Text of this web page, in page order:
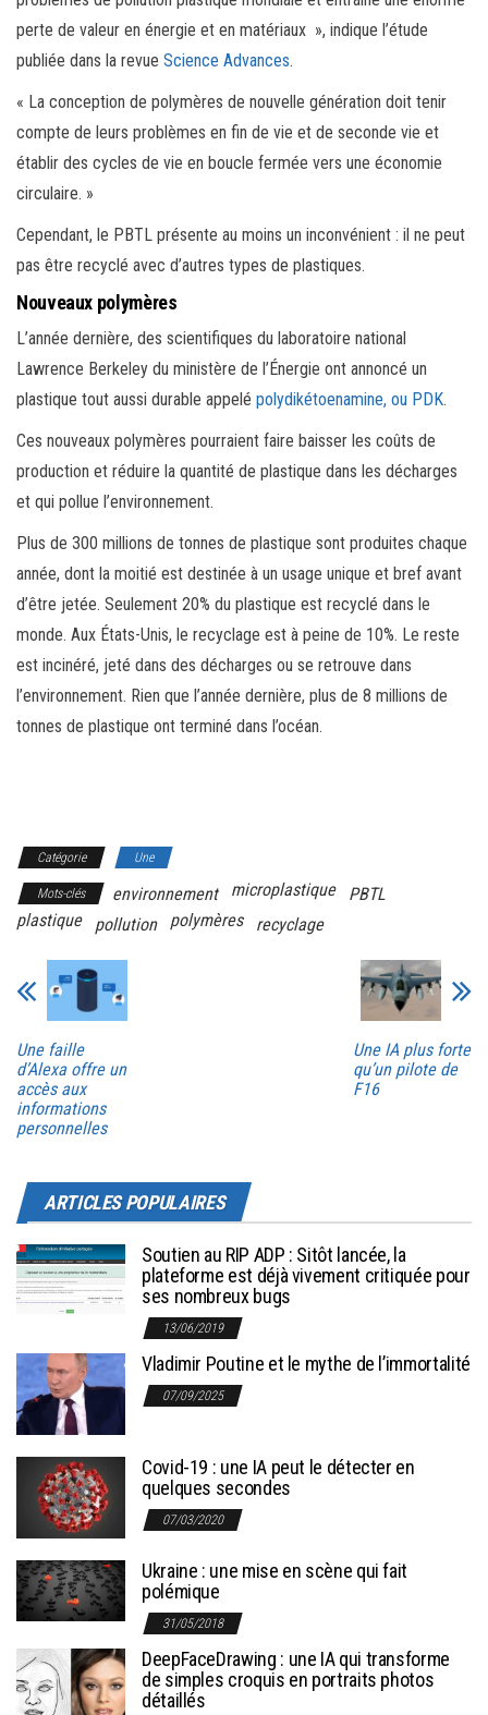
perte de valeur en énergie et en matériaux », indique l’étude
publiée dans la revue Science Advances.
« La conception de polymères de nouvelle génération doit tenir
compte de leurs problèmes en fin de vie et de seconde vie et
établir des cycles de vie en boucle fermée vers une économie
circulaire. »
Cependant, le PBTL présente au moins un inconvénient : il ne peut
pas être recyclé avec d’autres types de plastiques.
Nouveaux polymères
L’année dernière, des scientifiques du laboratoire national
Lawrence Berkeley du ministère de l’Énergie ont annoncé un
plastique tout aussi durable appelé polydikétoenamine, ou PDK.
Ces nouveaux polymères pourraient faire baisser les coûts de
production et réduire la quantité de plastique dans les décharges
et qui pollue l’environnement.
Plus de 300 millions de tonnes de plastique sont produites chaque
année, dont la moitié est destinée à un usage unique et bref avant
d’être jetée. Seulement 20% du plastique est recyclé dans le
monde. Aux États-Unis, le recyclage est à peine de 10%. Le reste
est incinéré, jeté dans des décharges ou se retrouve dans
l’environnement. Rien que l’année dernière, plus de 8 millions de
tonnes de plastique ont terminé dans l’océan.
Catégorie Une
Mots-clés environnement microplastique
PBTL
plastique
pollution polymères recyclage
Une faille
d’Alexa offre un
accès aux
informations
personnelles
Une IA plus forte
qu’un pilote de
F16
ARTICLES POPULAIRES
Soutien au RIP ADP : Sitôt lancée, la
plateforme est déjà vivement critiquée pour
ses nombreux bugs
13/06/2019
Vladimir Poutine et le mythe de l’immortalité
07/09/2025
Covid-19 : une IA peut le détecter en
quelques secondes
07/03/2020
Ukraine : une mise en scène qui fait
polémique
31/05/2018
DeepFaceDrawing : une IA qui transforme
de simples croquis en portraits photos
détaillés